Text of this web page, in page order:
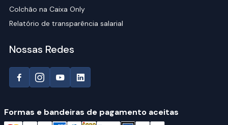
Colchão na Caixa Only
Relatório de transparência salarial
Nossas Redes
Formas e bandeiras de pagamento aceitas